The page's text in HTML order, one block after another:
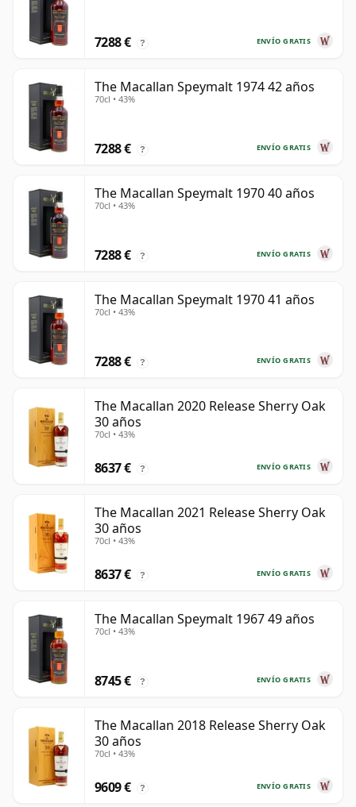
ENVÍO GRATIS
7288 € ?
The Macallan Speymalt 1974 42 años
70cl • 43%
ENVÍO GRATIS
7288 € ?
The Macallan Speymalt 1970 40 años
70cl • 43%
ENVÍO GRATIS
7288 € ?
The Macallan Speymalt 1970 41 años
70cl • 43%
ENVÍO GRATIS
7288 € ?
The Macallan 2020 Release Sherry Oak
30 años
70cl • 43%
ENVÍO GRATIS
8637 € ?
The Macallan 2021 Release Sherry Oak
30 años
70cl • 43%
ENVÍO GRATIS
8637 € ?
The Macallan Speymalt 1967 49 años
70cl • 43%
ENVÍO GRATIS
8745 € ?
The Macallan 2018 Release Sherry Oak
30 años
70cl • 43%
ENVÍO GRATIS
9609 € ?